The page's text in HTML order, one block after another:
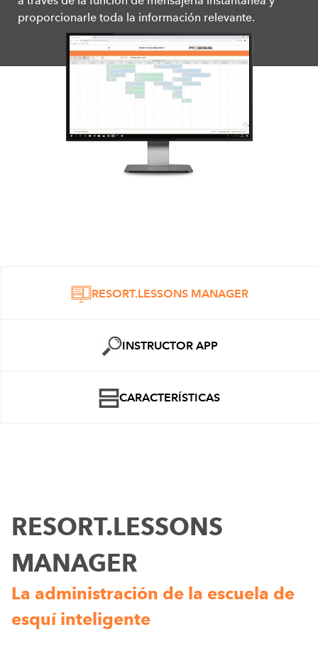
proporcionarle toda la información relevante.
RESORT.LESSONS MANAGER
INSTRUCTOR APP
CARACTERÍSTICAS
RESORT.LESSONS
MANAGER
La administración de la escuela de
esquí inteligente